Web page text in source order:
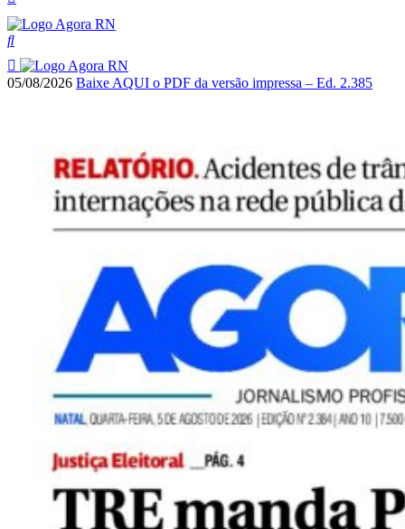
05/08/2026 Baixe AQUI o PDF da versão impressa – Ed. 2.385